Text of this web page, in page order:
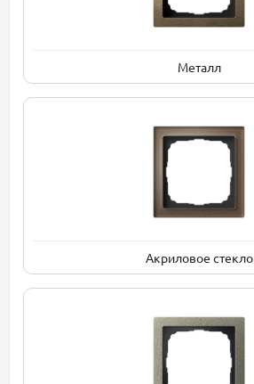
Металл
Акриловое стекло